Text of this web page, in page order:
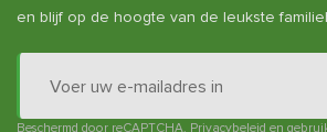
en blijf op de hoogte van de leukste
Beschermd door reCAPTCHA. Privacybeleid en